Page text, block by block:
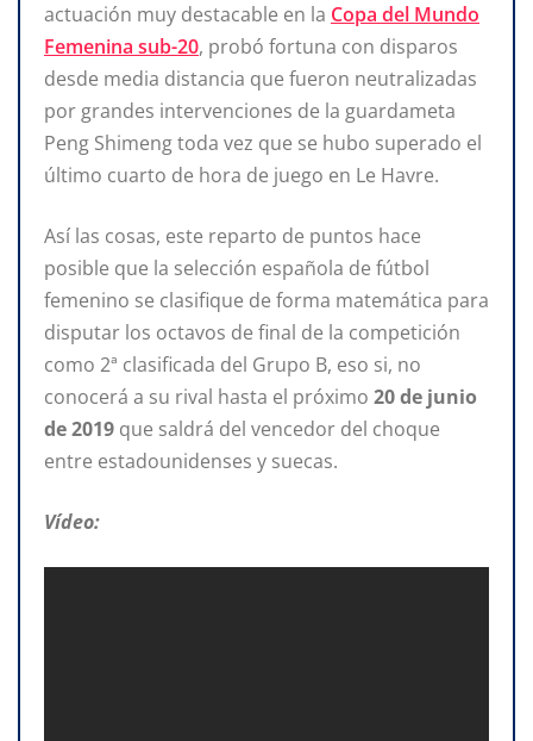
actuación muy destacable en la Copa del Mundo
Femenina sub-20, probó fortuna con disparos
desde media distancia que fueron neutralizadas
por grandes intervenciones de la guardameta
Peng Shimeng toda vez que se hubo superado el
último cuarto de hora de juego en Le Havre.
Así las cosas, este reparto de puntos hace
posible que la selección española de fútbol
femenino se clasifique de forma matemática para
disputar los octavos de final de la competición
como 2ª clasificada del Grupo B, eso si, no
conocerá a su rival hasta el próximo 20 de junio
de 2019 que saldrá del vencedor del choque
entre estadounidenses y suecas.
Vídeo: